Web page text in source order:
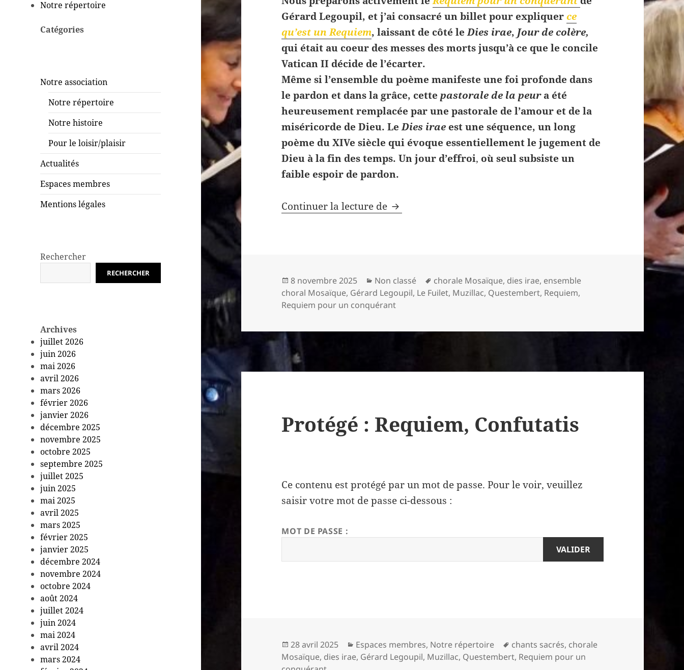
Notre répertoire
Catégories
Notre association
Notre répertoire
Notre histoire
Pour le loisir/plaisir
Actualités
Espaces membres
Mentions légales
Rechercher
RECHERCHER
Archives
juillet 2026
juin 2026
mai 2026
avril 2026
mars 2026
février 2026
janvier 2026
décembre 2025
novembre 2025
octobre 2025
septembre 2025
juillet 2025
juin 2025
mai 2025
avril 2025
mars 2025
février 2025
janvier 2025
décembre 2024
novembre 2024
octobre 2024
août 2024
juillet 2024
juin 2024
mai 2024
avril 2024
mars 2024
Gérard Legoupil, et j’ai consacré un billet pour expliquerce
qu’est un Requiem, laissant de côté leDies irae, Jour de colère,
qui était au coeur des messes des morts jusqu’à ce que le concile
Vatican II décide de l’écarter.
Même si l’ensemble du poème manifeste une foi profonde dans
le pardon et dans la grâce, cettepastorale de la peura été
heureusement remplacée par une pastorale de l’amour et de la
miséricorde de Dieu. LeDies irae est une séquence, un long
poème du XIVe siècle qui évoque essentiellement le jugement de
Dieu à la fin des temps. Un jour d’effroi, où seul subsiste un
faible espoir de pardon.
Continuer la lecture de Dies irae, pièce clé du Requiem
Publié
le
8 novembre 2025 Catégories
Non classé
Mots-
clés
chorale Mosaïque, dies irae, ensemble
choral Mosaïque, Gérard Legoupil, Le Fuilet, Muzillac, Questembert, Requiem,
Requiem pour un conquérant
Protégé : Requiem, Confutatis
Ce contenu est protégé par un mot de passe. Pour le voir, veuillez
saisir votre mot de passe ci-dessous :
MOT DE PASSE :
Publié
le
28 avril 2025 Catégories
Espaces membres, Notre répertoire
Mots-
clés
chants sacrés, chorale
Mosaïque, dies irae, Gérard Legoupil, Muzillac, Questembert, Requiem pour un